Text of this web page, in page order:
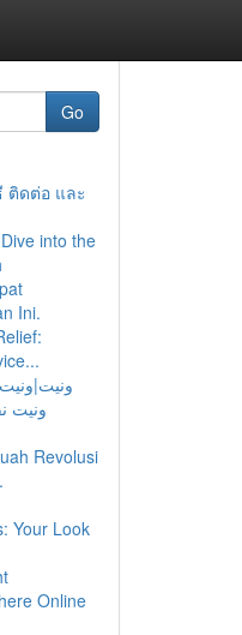
Go
ติดต่อ และ
into the
Ini.
ونيت
Revolusi
Your Look
Online